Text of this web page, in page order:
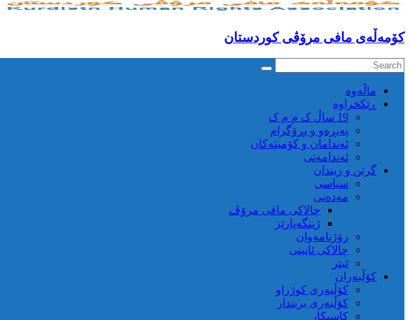
كۆمه‌ڵه‌ی مافی مرۆڤی کوردستان
ماڵه‌وه‌
ڕێکخراوە
19 ساڵ ک م م ک
پەیڕەو و پڕۆگرام
ئەندامان و کۆمیتەکان
ئەندامەتی
گرتن و زیندان
سیاسی
مەدەنی
چالاکی مافی مرۆڤ
ژینگەپارێز
رۆژنامەوان
چالاکی ئایینی
ئیتر
کۆڵبەران
کۆڵبەری کوژراو
کؤڵبەری بریندار
کاسبکار